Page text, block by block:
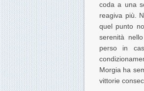
coda a una
reagiva più.
quel punto
serenità
perso in
Morgia ha
vittorie